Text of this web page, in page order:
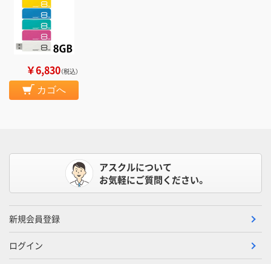
￥6,830（税込）
カゴへ
アスクルについて
お気軽にご質問ください。
新規会員登録
ログイン